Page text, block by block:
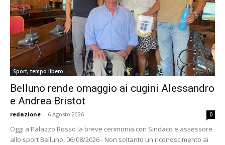
Sport, tempo libero
Belluno rende omaggio ai cugini Alessandro
e Andrea Bristot
redazione - 6 Agosto 2026 0
Oggi a Palazzo Rosso la breve cerimonia con Sindaco e assessore
allo sport Belluno, 06/08/2026 - Non soltanto un riconoscimento ai